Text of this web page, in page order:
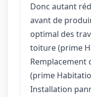
Donc autant
avant de
optimal des
toiture (prime
Remplacement
(prime
Installation